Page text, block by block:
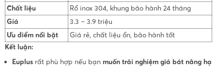
Chất liệu
Rổ inox 304, khung bảo hành 24 tháng
Giá
3.3 – 3.9 triệu
Ưu điểm nổi bật
Giá rẻ, chất liệu ổn, bảo hành tốt
Kết luận:
Euplusrất phù hợp nếu bạn muốn trải nghiệm giá bát nâng hạ